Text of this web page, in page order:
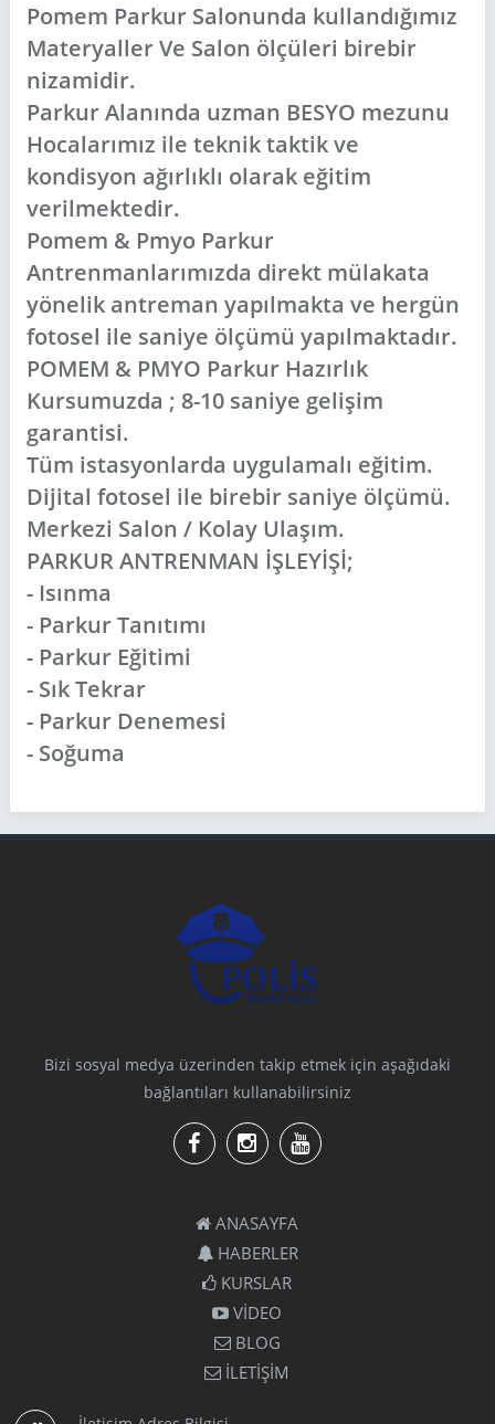
Pomem Parkur Salonunda kullandığımız
Materyaller Ve Salon ölçüleri birebir
nizamidir.
Parkur Alanında uzman BESYO mezunu
Hocalarımız ile teknik taktik ve
kondisyon ağırlıklı olarak eğitim
verilmektedir.
Pomem & Pmyo Parkur
Antrenmanlarımızda direkt mülakata
yönelik antreman yapılmakta ve hergün
fotosel ile saniye ölçümü yapılmaktadır.
POMEM & PMYO Parkur Hazırlık
Kursumuzda ; 8-10 saniye gelişim
garantisi.
Tüm istasyonlarda uygulamalı eğitim.
Dijital fotosel ile birebir saniye ölçümü.
Merkezi Salon / Kolay Ulaşım.
PARKUR ANTRENMAN İŞLEYİŞİ;
- Isınma
- Parkur Tanıtımı
- Parkur Eğitimi
- Sık Tekrar
- Parkur Denemesi
- Soğuma
Bizi sosyal medya üzerinden takip etmek için aşağıdaki
bağlantıları kullanabilirsiniz
ANASAYFA
HABERLER
KURSLAR
VİDEO
BLOG
İLETİŞİM